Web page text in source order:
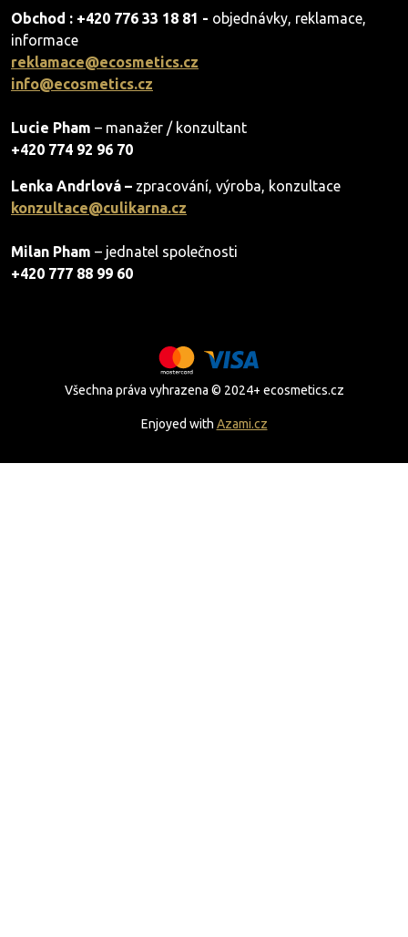
Obchod : +420 776 33 18 81 - objednávky, reklamace,
informace
reklamace@ecosmetics.cz
info@ecosmetics.cz
Lucie Pham – manažer / konzultant
+420 774 92 96 70
Lenka Andrlová – zpracování, výroba, konzultace
konzultace@culikarna.cz
Milan Pham – jednatel společnosti
+420 777 88 99 60
Všechna práva vyhrazena © 2024+ ecosmetics.cz
Enjoyed with Azami.cz